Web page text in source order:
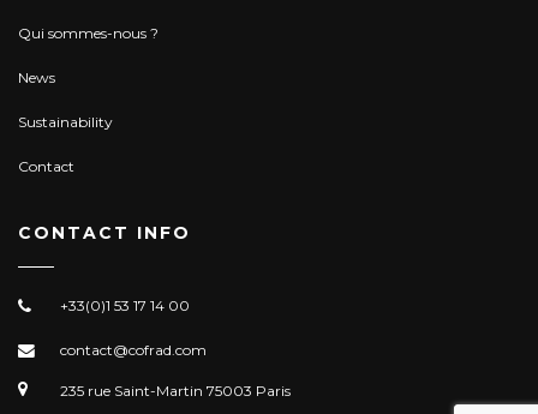
Qui sommes-nous ?
News
Sustainability
Contact
CONTACT INFO
+33(0)1 53 17 14 00
contact@cofrad.com
235 rue Saint-Martin 75003 Paris